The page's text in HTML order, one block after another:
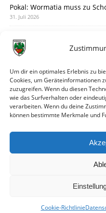
Um dir ein optimales Erlebnis zu
Cookies, um Geräteinformationen
zuzugreifen. Wenn du diesen
wie das Surfverhalten oder
verarbeiten. Wenn du deine
können bestimmte Merkmale und
Cookie-Richtlinie
Pokal: Wormatia muss zu
31. Juli 2026
30. Juli 2026
28. Juli 2026
Neuer Rückensponsor
28. Juli 2026
Neue Podcast-Folge: So tickt
Eindrücke vom Stadionfest
27. Juli 2026
© VfR